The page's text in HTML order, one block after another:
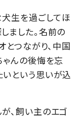
犬生を過ごしてほ
ました。名前の
とつながり、中国
ゃんの後悔を忘
という思いが込
、飼い主のエゴ